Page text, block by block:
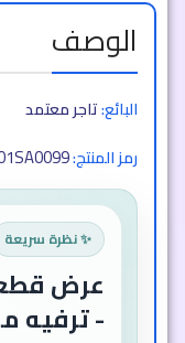
الوصف
البائع:تاجر معتمد
رمز المنتج:
✨ نظرة سريعة
عرض
- ترفيه